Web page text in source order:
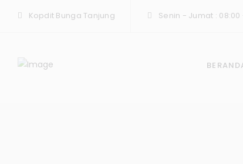
Kopdit Bunga Tanjung Senin - Jumat : 08:00